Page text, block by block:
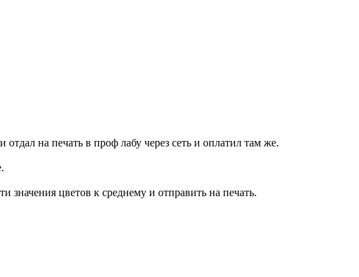
на печать в проф лабу через сеть и оплатил там же.
значения цветов к среднему и отправить на печать.